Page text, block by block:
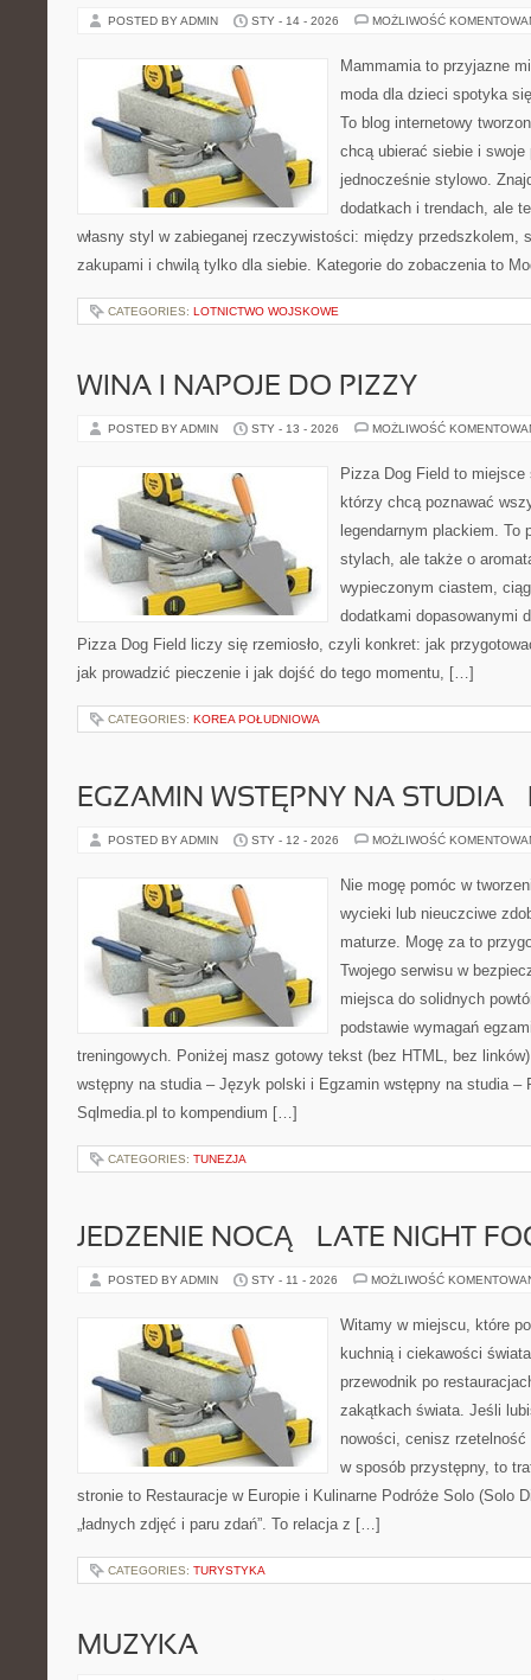
POSTED BY ADMIN STY - 14 - 2026 MOŻLIWOŚĆ
Mammamia to przyjazne
moda dla dzieci spotyka
To blog internetowy
chcą ubierać siebie i
jednocześnie stylowo.
dodatkach i trendach, ale
własny styl w zabieganej rzeczywistości: między przedszkolem,
zakupami i chwilą tylko dla siebie. Kategorie do zobaczenia to
CATEGORIES: LOTNICTWO WOJSKOWE
WINA I NAPOJE DO PIZZY
POSTED BY ADMIN STY - 13 - 2026 MOŻLIWOŚĆ
Pizza Dog Field to
którzy chcą poznawać
legendarnym plackiem. To
stylach, ale także o
wypieczonym ciastem,
dodatkami dopasowanymi
Pizza Dog Field liczy się rzemiosło, czyli konkret: jak
jak prowadzić pieczenie i jak dojść do tego momentu, […]
CATEGORIES: KOREA POŁUDNIOWA
EGZAMIN WSTĘPNY NA STUDIA –
POSTED BY ADMIN STY - 12 - 2026 MOŻLIWOŚĆ
Nie mogę pomóc w
wycieki lub nieuczciwe
maturze. Mogę za to
Twojego serwisu w
miejsca do solidnych
podstawie wymagań
treningowych. Poniżej masz gotowy tekst (bez HTML, bez
wstępny na studia – Język polski i Egzamin wstępny na studia –
Sqlmedia.pl to kompendium […]
CATEGORIES: TUNEZJA
JEDZENIE NOCĄ – LATE NIGHT
POSTED BY ADMIN STY - 11 - 2026 MOŻLIWOŚĆ
Witamy w miejscu, które
kuchnią i ciekawości
przewodnik po
zakątkach świata. Jeśli
nowości, cenisz
w sposób przystępny, to
stronie to Restauracje w Europie i Kulinarne Podróże Solo (Solo
„ładnych zdjęć i paru zdań”. To relacja z […]
CATEGORIES: TURYSTYKA
MUZYKA